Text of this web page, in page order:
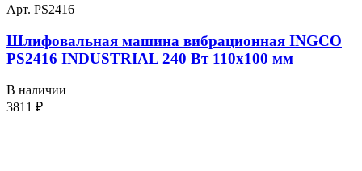
Арт. PS2416
Шлифовальная машина вибрационная INGCO
PS2416 INDUSTRIAL 240 Вт 110х100 мм
В наличии
3811 ₽